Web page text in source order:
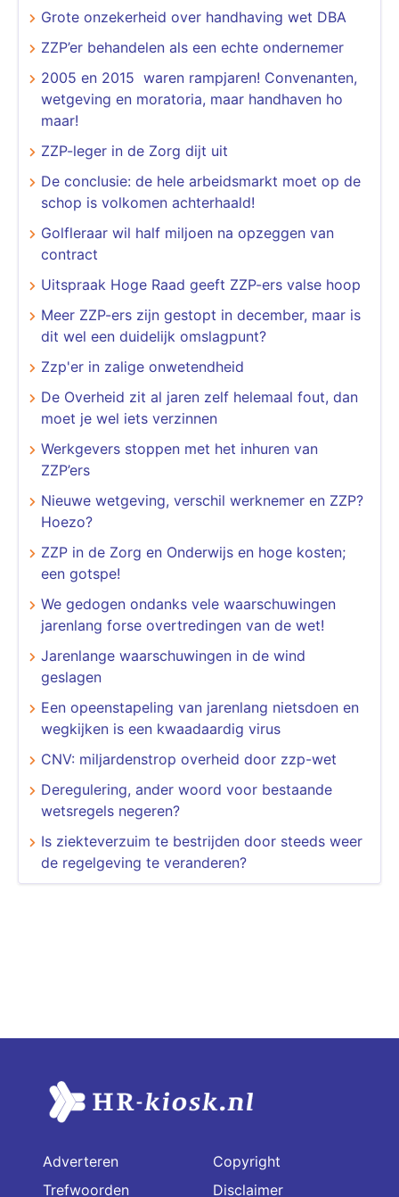
Grote onzekerheid over handhaving wet DBA
ZZP’er behandelen als een echte ondernemer
2005 en 2015 waren rampjaren! Convenanten,
wetgeving en moratoria, maar handhaven ho
maar!
ZZP-leger in de Zorg dijt uit
De conclusie: de hele arbeidsmarkt moet op de
schop is volkomen achterhaald!
Golfleraar wil half miljoen na opzeggen van
contract
Uitspraak Hoge Raad geeft ZZP-ers valse hoop
Meer ZZP-ers zijn gestopt in december, maar is
dit wel een duidelijk omslagpunt?
Zzp'er in zalige onwetendheid
De Overheid zit al jaren zelf helemaal fout, dan
moet je wel iets verzinnen
Werkgevers stoppen met het inhuren van
ZZP’ers
Nieuwe wetgeving, verschil werknemer en ZZP?
Hoezo?
ZZP in de Zorg en Onderwijs en hoge kosten;
een gotspe!
We gedogen ondanks vele waarschuwingen
jarenlang forse overtredingen van de wet!
Jarenlange waarschuwingen in de wind
geslagen
Een opeenstapeling van jarenlang nietsdoen en
wegkijken is een kwaadaardig virus
CNV: miljardenstrop overheid door zzp-wet
Deregulering, ander woord voor bestaande
wetsregels negeren?
Is ziekteverzuim te bestrijden door steeds weer
de regelgeving te veranderen?
Adverteren
Trefwoorden
Copyright
Disclaimer